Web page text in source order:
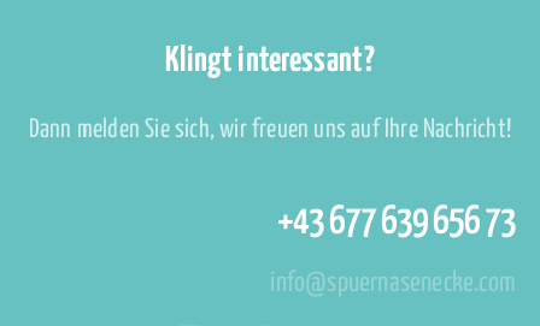
Klingt interessant?
Dann melden Sie sich, wir freuen uns auf Ihre Nachricht!
+43 677 639 656 73
info@spuernasenecke.com